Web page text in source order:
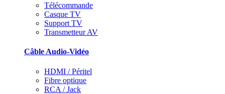
Télécommande
Casque TV
Support TV
Transmetteur AV
Câble Audio-Vidéo
HDMI / Péritel
Fibre optique
RCA / Jack